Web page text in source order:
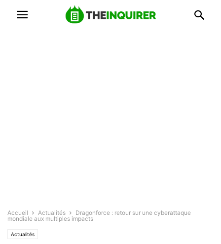
Accueil Actualités
Dragonforce : retour sur une cyberattaque
mondiale aux multiples impacts
Actualités